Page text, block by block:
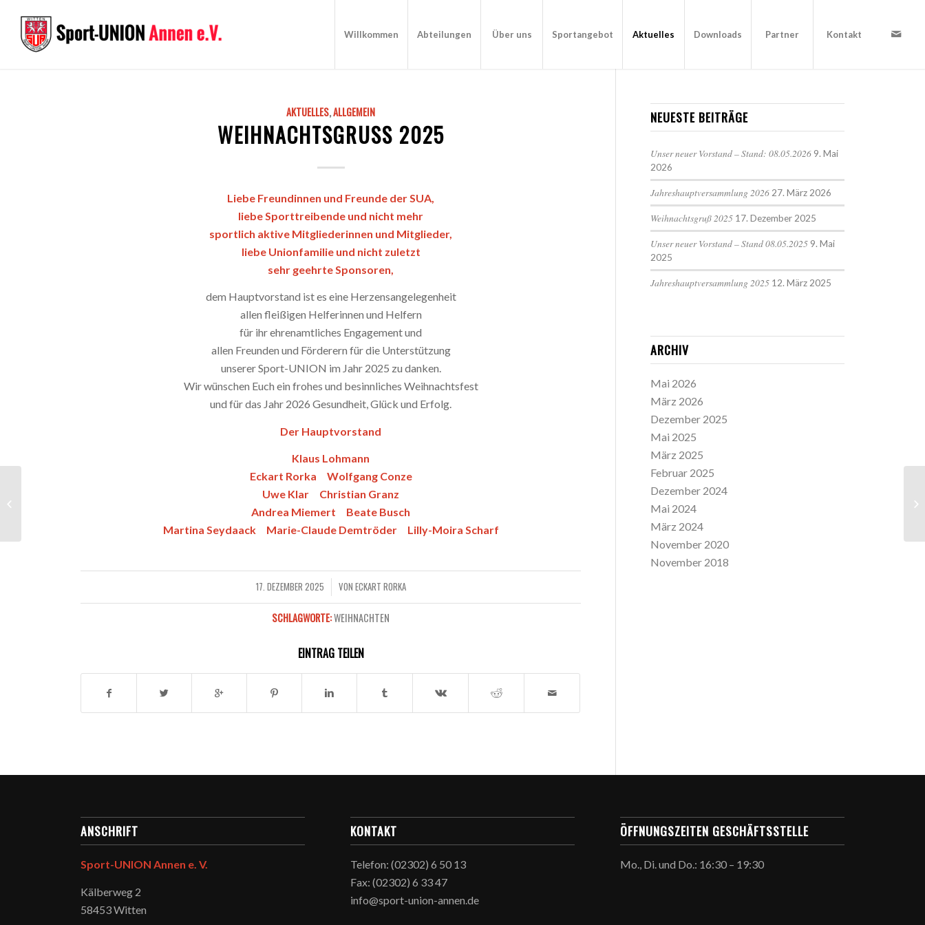
Willkommen Abteilungen Über uns Sportangebot Aktuelles Downloads Partner Kontakt
AKTUELLES,ALLGEMEIN
WEIHNACHTSGRUSS 2025
Liebe Freundinnen und Freunde der SUA,
liebe Sporttreibende und nicht mehr
sportlich aktive Mitgliederinnen und Mitglieder,
liebe Unionfamilie und nicht zuletzt
sehr geehrte Sponsoren,
dem Hauptvorstand ist es eine Herzensangelegenheit
allen fleißigen Helferinnen und Helfern
für ihr ehrenamtliches Engagement und
allen Freunden und Förderern für die Unterstützung
unserer Sport-UNION im Jahr 2025 zu danken.
Wir wünschen Euch ein frohes und besinnliches Weihnachtsfest
und für das Jahr 2026 Gesundheit, Glück und Erfolg.
Der Hauptvorstand
Klaus Lohmann
Eckart Rorka Wolfgang Conze
Uwe Klar Christian Granz
Andrea Miemert Beate Busch
Martina Seydaack Marie-Claude Demtröder Lilly-Moira Scharf
17. DEZEMBER 2025
/ VON ECKART RORKA
SCHLAGWORTE:WEIHNACHTEN
EINTRAG TEILEN
NEUESTE BEITRÄGE
Unser neuer Vorstand – Stand: 08.05.2026 9. Mai
2026
Jahreshauptversammlung 2026 27. März 2026
Weihnachtsgruß 2025 17. Dezember 2025
Unser neuer Vorstand – Stand 08.05.2025 9. Mai
2025
Jahreshauptversammlung 2025 12. März 2025
ARCHIV
Mai 2026
März 2026
Dezember 2025
Mai 2025
März 2025
Februar 2025
Dezember 2024
Mai 2024
März 2024
November 2020
November 2018
ANSCHRIFT
Sport-UNION Annen e. V.
Kälberweg 2
58453 Witten
KONTAKT
Telefon: (02302) 6 50 13
Fax: (02302) 6 33 47
info@sport-union-annen.de
ÖFFNUNGSZEITEN GESCHÄFTSSTELLE
Mo., Di. und Do.: 16:30 – 19:30